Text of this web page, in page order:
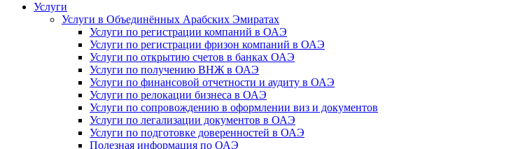
Услуги
Услуги в Объединённых Арабских Эмиратах
Услуги по регистрации компаний в ОАЭ
Услуги по регистрации фризон компаний в ОАЭ
Услуги по открытию счетов в банках ОАЭ
Услуги по получению ВНЖ в ОАЭ
Услуги по финансовой отчетности и аудиту в ОАЭ
Услуги по релокации бизнеса в ОАЭ
Услуги по сопровождению в оформлении виз и документов
Услуги по легализации документов в ОАЭ
Услуги по подготовке доверенностей в ОАЭ
Полезная информация по ОАЭ